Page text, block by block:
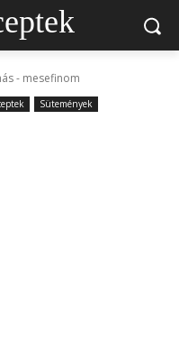
- mesefinom
Sütemények